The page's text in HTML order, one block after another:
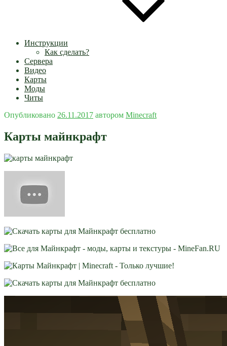
Инструкции
Как сделать?
Сервера
Видео
Карты
Моды
Читы
Опубликовано 26.11.2017 автором Minecraft
Карты майнкрафт